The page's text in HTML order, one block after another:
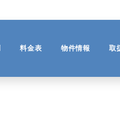
料金表 物件情報 取